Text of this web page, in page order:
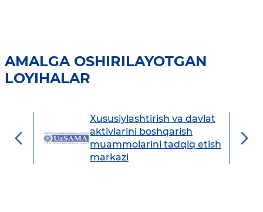
AMALGA OSHIRILAYOTGAN
LOYIHALAR
Xususiylashtirish va davlat
aktivlarini boshqarish
muammolarini tadqiq etish
markazi